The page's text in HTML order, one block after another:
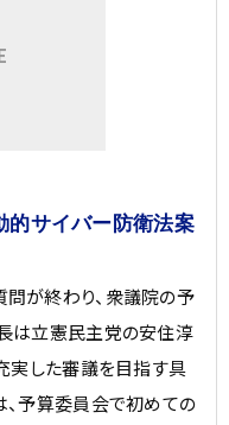
的サイバー防衛法案
が終わり、衆議院の予
は立憲民主党の安住淳
実した審議を目指す具
、予算委員会で初めての